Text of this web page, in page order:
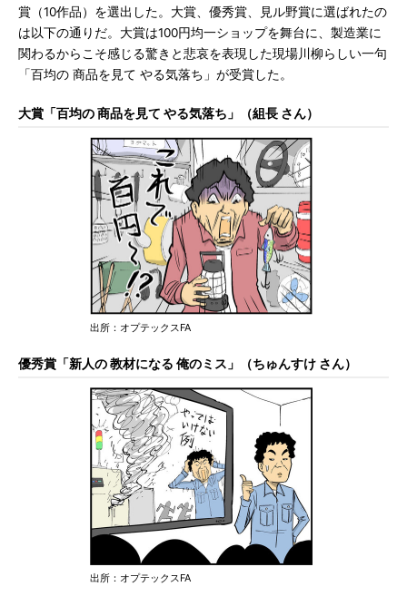
賞（10作品）を選出した。大賞、優秀賞、見ル野賞に選ばれたの
は以下の通りだ。大賞は100円均一ショップを舞台に、製造業に
関わるからこそ感じる驚きと悲哀を表現した現場川柳らしい一句
「百均の 商品を見て やる気落ち」が受賞した。
大賞「百均の 商品を見て やる気落ち」（組長 さん）
出所：オプテックスFA
優秀賞「新人の 教材になる 俺のミス」（ちゅんすけ さん）
出所：オプテックスFA